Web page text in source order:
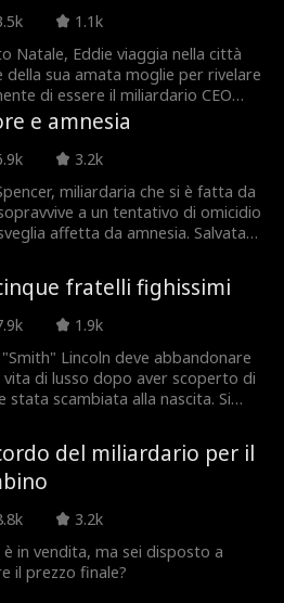
1.1k
Natale, Eddie viaggia nella città
della sua amata moglie per rivelare
di essere il miliardario CEO
up più in voga del paese. Ma in
di Eddie sarà un regalo di Natale o
e amnesia
3.2k
miliardaria che si è fatta da
a un tentativo di omicidio
affetta da amnesia. Salvata
su una sedia a rotelle, lo
senza sapere che anche lui è un
che finge la propria disabilità.
riacquista la memoria, mantiene
la propria identità per riprendere
della sua azienda, ora nelle
sua avida famiglia, e
fratelli fighissimi
1.9k
"Smith" Lincoln deve abbandonare
vita di lusso dopo aver scoperto di
stata scambiata alla nascita. Si
povera, i Lincoln, che le
la loro estrema ricchezza.
scopra che la sua famiglia è
Mentre la sua vecchia
gli Smith, e la loro perfida figlia
di distruggerla, la sua vera
insieme al super ricco, super
del miliardario per il
3.2k
in vendita, ma sei disposto a
il prezzo finale?